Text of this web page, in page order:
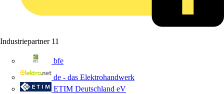
Industriepartner 11
bfe
de - das Elektrohandwerk
ETIM Deutschland eV